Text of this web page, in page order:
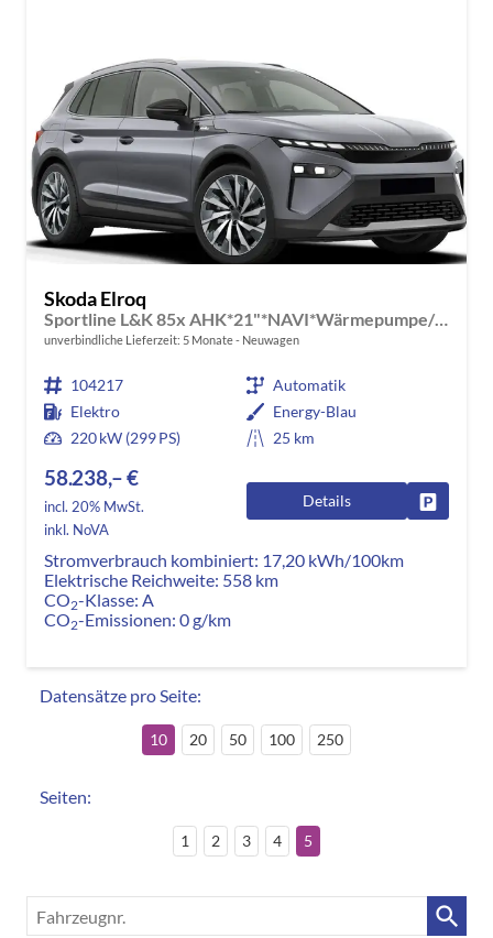
Skoda Elroq
unverbindliche Lieferzeit: 5 Monate Neuwagen
104217
Automatik
Elektro
Energy-Blau
220 kW (299 PS)
25 km
58.238,– €
incl. 20% MwSt.
inkl. NoVA
Details
Stromverbrauch kombiniert: 17,20 kWh/100km
Elektrische Reichweite: 558 km
CO2-Klasse: A
CO2-Emissionen: 0 g/km
Datensätze pro Seite:
10 20 50 100 250
Seiten:
1 2 3 4 5
Fahrzeugnr.